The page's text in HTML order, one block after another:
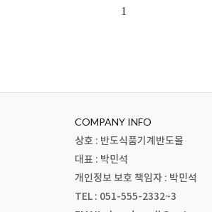
1
COMPANY INFO
상호 : 반도식품기계반도몰
대표 : 박민석
개인정보 보호 책임자 : 박민석
TEL : 051-555-2332~3